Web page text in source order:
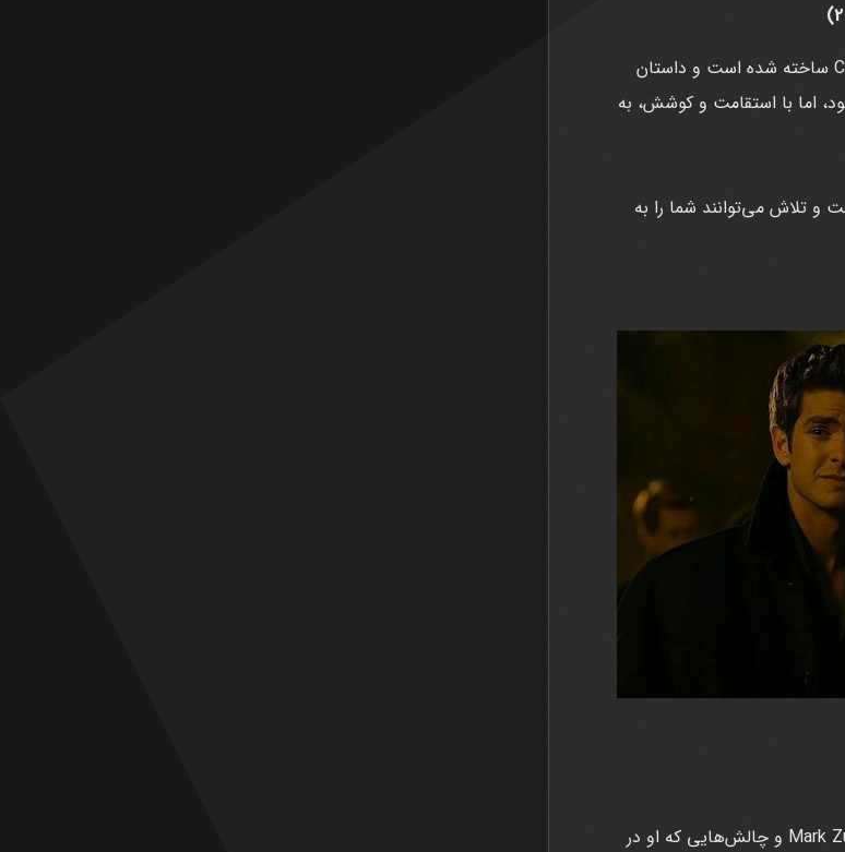
خلاصه داستان: این فیلم بر اساس زندگی واقعی Chris Gardner ساخته شده است و داستان
اما با استقامت و کوشش، به
تلاش می‌توانند شما را به
خلاصه داستان: داستان تأسیس Facebook توسط Mark Zuckerberg و چالش‌هایی که او در